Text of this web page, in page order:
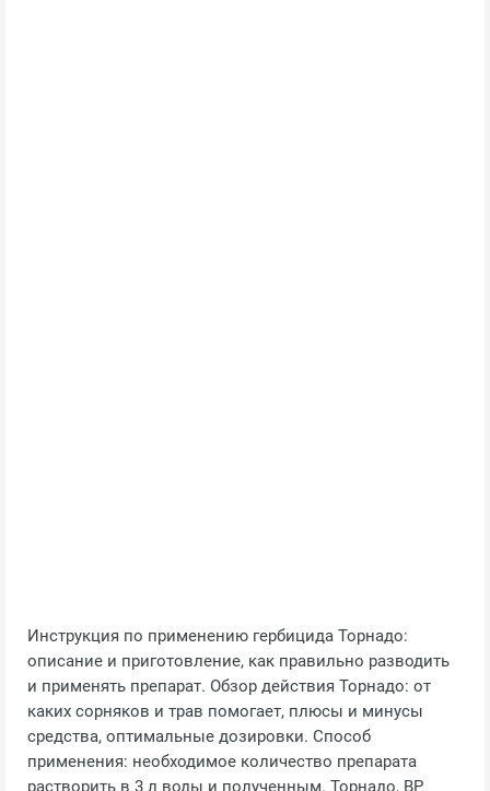
Инструкция по применению гербицида Торнадо:
описание и приготовление, как правильно разводить
и применять препарат. Обзор действия Торнадо: от
каких сорняков и трав помогает, плюсы и минусы
средства, оптимальные дозировки. Способ
применения: необходимое количество препарата
растворить в 3 л воды и полученным. Торнадо, ВР